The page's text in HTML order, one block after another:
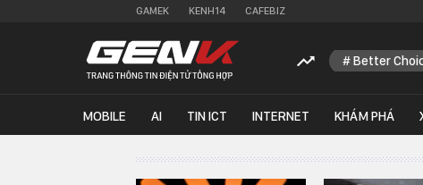
GAMEK KENH14 CAFEBIZ
Better
MOBILE AI TIN ICT INTERNET KHÁM PHÁ